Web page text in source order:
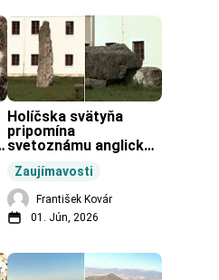
Zaujímavosti
Holíčska svätyňa
pripomína
svetoznámu anglickú
František Kovár
01. Jún, 2026